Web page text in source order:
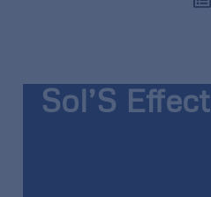
Sol’S Effect